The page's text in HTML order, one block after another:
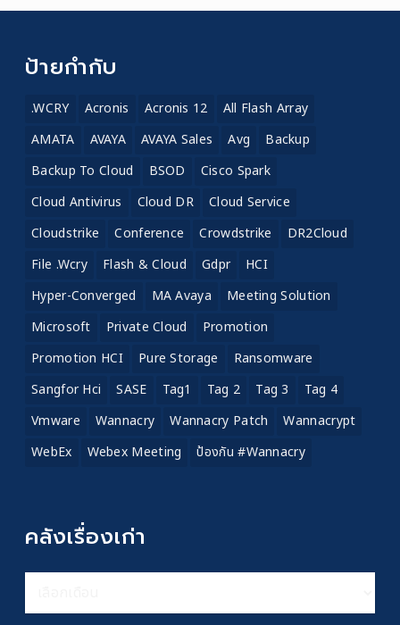
ป้ายกำกับ
.WCRY Acronis Acronis 12
All Flash Array
AMATA
AVAYA AVAYA Sales Avg
Backup
Backup To Cloud
BSOD
Cisco Spark
Cloud Antivirus
Cloud DR
Cloud Service
Cloudstrike
Conference Crowdstrike
DR2Cloud
File .wcry
Flash & Cloud Gdpr
HCI
Hyper-Converged
MA Avaya
Meeting Solution
Microsoft
Private Cloud
Promotion
Promotion HCI
Pure Storage
Ransomware
Sangfor Hci
SASE Tag1 Tag 2 Tag 3
Tag 4
Vmware
Wannacry Wannacry Patch
Wannacrypt
WebEx
Webex Meeting ป้องกัน #wannacry
คลังเรื่องเก่า
เรื่อง